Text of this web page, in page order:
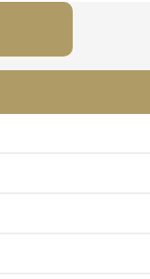
から復帰していく
セキュリティに不備
。
した。